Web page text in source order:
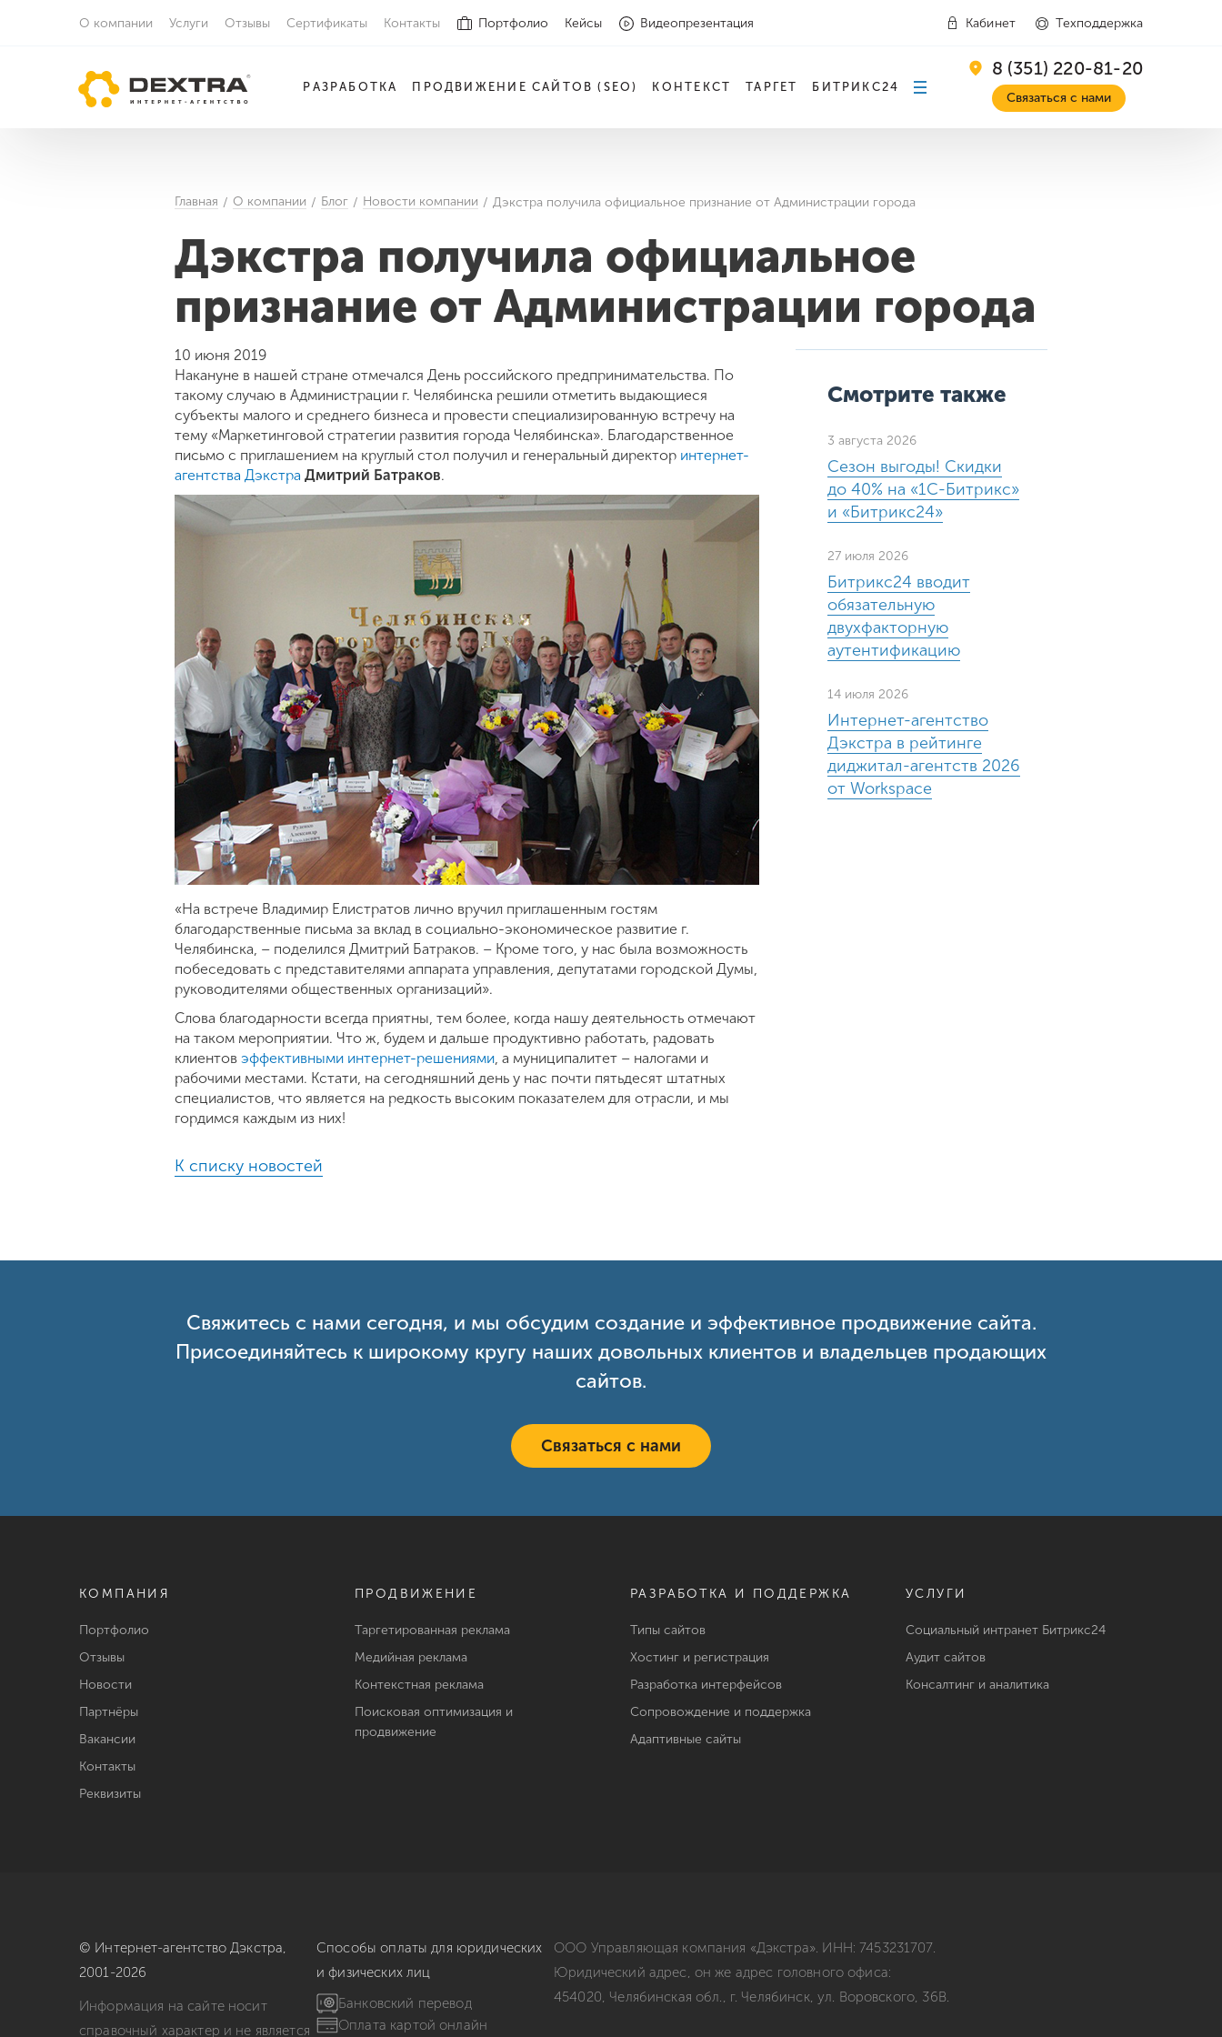
Техподдержка
Кабинет
О компании Услуги Отзывы Сертификаты Контакты Портфолио Кейсы Видеопрезентация
8 (351) 220-81-20
Связаться с нами
РАЗРАБОТКА ПРОДВИЖЕНИЕ САЙТОВ (SEO) КОНТЕКСТ ТАРГЕТ БИТРИКС24
Главная О компании Блог Новости компании Дэкстра получила официальное признание от Администрации города
Дэкстра получила официальное
признание от Администрации города
Смотрите также
3 августа 2026
Сезон выгоды! Скидки
до 40% на «1С-Битрикс»
и «Битрикс24»
27 июля 2026
Битрикс24 вводит
обязательную
двухфакторную
аутентификацию
14 июля 2026
Интернет-агентство
Дэкстра в рейтинге
диджитал-агентств 2026
от Workspace
10 июня 2019
Накануне в нашей стране отмечался День российского предпринимательства. По
такому случаю в Администрации г. Челябинска решили отметить выдающиеся
субъекты малого и среднего бизнеса и провести специализированную встречу на
тему «Маркетинговой стратегии развития города Челябинска». Благодарственное
письмо с приглашением на круглый стол получил и генеральный директор интернет-
агентства Дэкстра Дмитрий Батраков.
«На встрече Владимир Елистратов лично вручил приглашенным гостям
благодарственные письма за вклад в социально-экономическое развитие г.
Челябинска, – поделился Дмитрий Батраков. – Кроме того, у нас была возможность
побеседовать с представителями аппарата управления, депутатами городской Думы,
руководителями общественных организаций».
Слова благодарности всегда приятны, тем более, когда нашу деятельность отмечают
на таком мероприятии. Что ж, будем и дальше продуктивно работать, радовать
клиентов эффективными интернет-решениями, а муниципалитет – налогами и
рабочими местами. Кстати, на сегодняшний день у нас почти пятьдесят штатных
специалистов, что является на редкость высоким показателем для отрасли, и мы
гордимся каждым из них!
К списку новостей
Свяжитесь с нами сегодня, и мы обсудим создание и эффективное продвижение сайта.
Присоединяйтесь к широкому кругу наших довольных клиентов и владельцев продающих
сайтов.
Связаться с нами
КОМПАНИЯ
Портфолио
Отзывы
Новости
Партнёры
Вакансии
Контакты
Реквизиты
ПРОДВИЖЕНИЕ
Таргетированная реклама
Медийная реклама
Контекстная реклама
Поисковая оптимизация и
продвижение
РАЗРАБОТКА И ПОДДЕРЖКА
Типы сайтов
Хостинг и регистрация
Разработка интерфейсов
Сопровождение и поддержка
Адаптивные сайты
УСЛУГИ
Социальный интранет Битрикс24
Аудит сайтов
Консалтинг и аналитика
© Интернет-агентствоДэкстра,
2001-2026
Информация на сайте носит
справочный характер и не является
Способы оплаты для юридических
и физических лиц
Банковский перевод
Оплата картой онлайн
ООО Управляющая компания «Дэкстра». ИНН: 7453231707.
Юридический адрес, он же адрес головного офиса:
454020, Челябинская обл., г. Челябинск, ул. Воровского, 36В.